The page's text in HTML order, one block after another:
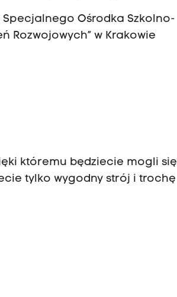
Ośrodka Szkolno-
Rozwojowych” w Krakowie
któremu będziecie mogli się
tylko wygodny strój i trochę